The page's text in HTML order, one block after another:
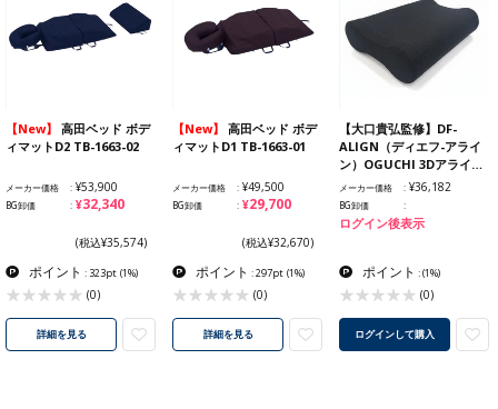
【New】
ィマットD2 TB-1663-02
メーカー価格 ¥53,900
BG卸価 ¥32,340
(税込¥35,574)
ポイント : 323pt (1%)
(0)
詳細を見る
【New】
ィマットD1 TB-1663-01
メーカー価格 ¥49,500
BG卸価 ¥29,700
(税込¥32,670)
ポイント : 297pt (1%)
(0)
詳細を見る
【大口貴弘監修】DF-
ALIGN（ディエフ-アライ
ン）OGUCHI 3Dアライ…
メーカー価格 ¥36,182
BG卸価
ログイン後表示
ポイント :(1%)
(0)
ログインして購入